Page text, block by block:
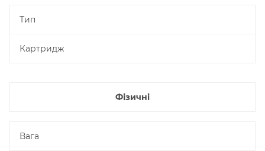
Тип
Картридж
Фізичні
Вага